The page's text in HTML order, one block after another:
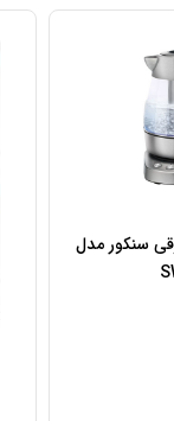
سنکور مدل